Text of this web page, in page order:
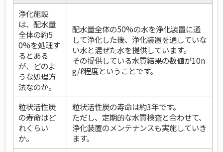
浄化施設
は、配水量
全体の約5
0%を処理す
るとある
が、どのよ
うな処理方
法なのか。
配水量全体の50%の水を浄化装置に通
して浄化した後、浄化装置を通していな
い水と混ぜた水を提供しています。
その提供している水質結果の数値が10n
g/ℓ程度ということです。
粒状活性炭
の寿命はど
れくらい
か。
粒状活性炭の寿命は約3年です。
ただし、定期的な水質検査と合わせて、
浄化装置のメンテナンスも実施していき
ます。